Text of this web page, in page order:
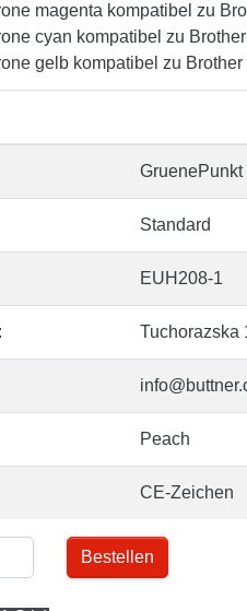
magenta kompatibel zu
cyan kompatibel zu
gelb kompatibel zu
GruenePunkt
Standard
EUH208-1
Tuchorazska
Peach
CE-Zeichen
Bestellen